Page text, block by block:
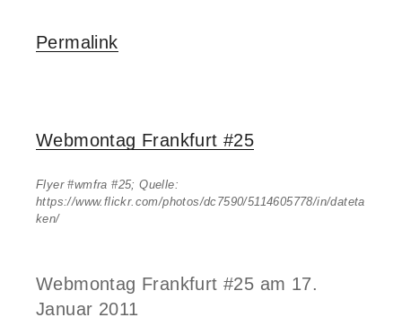
Permalink
Webmontag Frankfurt #25
Flyer #wmfra #25; Quelle:
https://www.flickr.com/photos/dc7590/5114605778/in/dateta
ken/
Webmontag Frankfurt #25 am 17.
Januar 2011